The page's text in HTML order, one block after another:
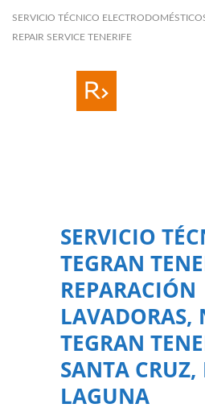
SERVICIO TÉCNICO
REPAIR SERVICE TENERIFE
SERVICIO
TEGRAN
REPARACIÓN
LAVADORAS,
TEGRAN
SANTA CRUZ,
LAGUNA